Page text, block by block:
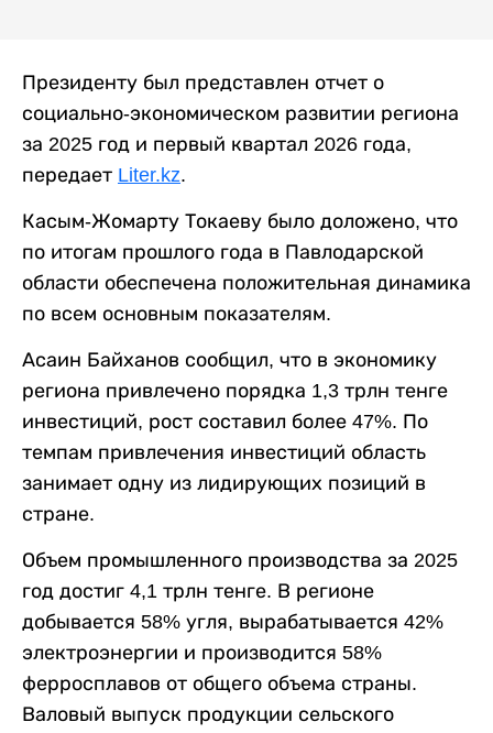
Президенту был представлен отчет о
социально-экономическом развитии региона
за 2025 год и первый квартал 2026 года,
передает Liter.kz.
Касым-Жомарту Токаеву было доложено, что
по итогам прошлого года в Павлодарской
области обеспечена положительная динамика
по всем основным показателям.
Асаин Байханов сообщил, что в экономику
региона привлечено порядка 1,3 трлн тенге
инвестиций, рост составил более 47%. По
темпам привлечения инвестиций область
занимает одну из лидирующих позиций в
стране.
Объем промышленного производства за 2025
год достиг 4,1 трлн тенге. В регионе
добывается 58% угля, вырабатывается 42%
электроэнергии и производится 58%
ферросплавов от общего объема страны.
Валовый выпуск продукции сельского